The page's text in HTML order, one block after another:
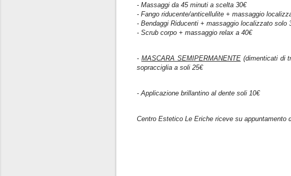
- Massaggi da 45 minuti a scelta 30€
- Fango riducente/anticellulite + massaggio
- Bendaggi Riducenti + massaggio localizzato solo
- Scrub corpo + massaggio relax a 40€
- MASCARA SEMIPERMANENTE(dimenticati di
sopracciglia a soli 25€
- Applicazione brillantino al dente soli 10€
Centro Estetico Le Eriche riceve su appuntamento